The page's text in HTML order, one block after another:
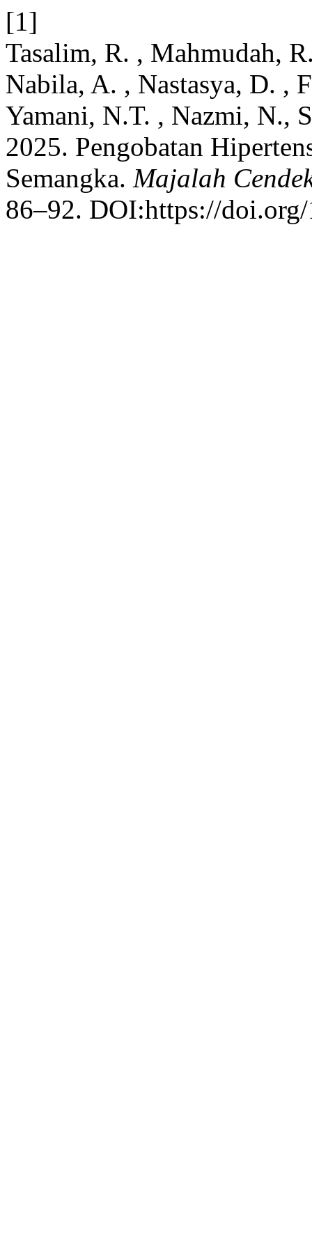
[1]
Tasalim, R. , Mahmudah,
Nabila, A. , Nastasya, D. ,
Yamani, N.T. , Nazmi, N.,
2025. Pengobatan
Semangka. Majalah
86–92. DOI:https://